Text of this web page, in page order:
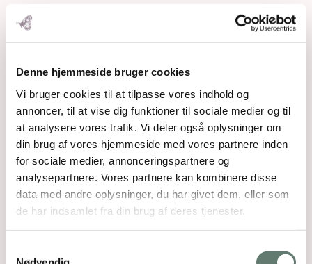
Denne hjemmeside bruger cookies
Vi bruger cookies til at tilpasse vores indhold og
annoncer, til at vise dig funktioner til sociale medier og til
at analysere vores trafik. Vi deler også oplysninger om
din brug af vores hjemmeside med vores partnere inden
for sociale medier, annonceringspartnere og
analysepartnere. Vores partnere kan kombinere disse
data med andre oplysninger, du har givet dem, eller som
de har indsamlet fra din brug af deres tjenester.